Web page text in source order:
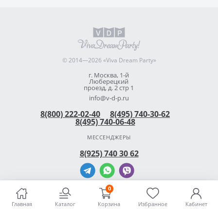
Главная Каталог
0
Корзина Избранное Кабинет
© 2014—2026 «Viva Dream Party»
г. Москва, 1-й
Люберецкий
проезд, д. 2 стр 1
info@v-d-p.ru
8(800) 222-02-40 8(495) 740-30-62
8(495) 740-06-48
МЕССЕНДЖЕРЫ
8(925) 740 30 62